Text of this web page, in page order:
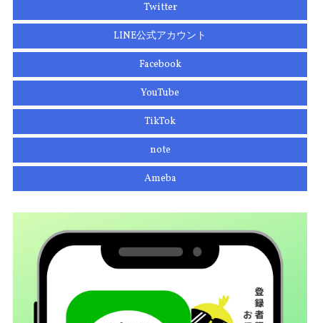
Twitter
LINE公式アカウント
Facebook
YouTube
TikTok
note
Ameba